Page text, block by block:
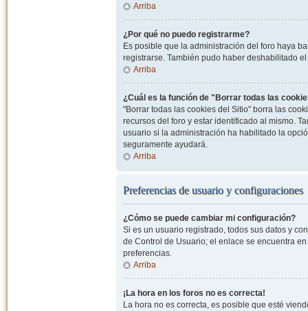
Arriba
¿Por qué no puedo registrarme?
Es posible que la administración del foro haya
registrarse. También pudo haber deshabilitado
Arriba
¿Cuál es la función de "Borrar todas las
"Borrar todas las cookies del Sitio" borra las
recursos del foro y estar identificado al mismo.
usuario si la administración ha habilitado la
seguramente ayudará.
Arriba
Preferencias de usuario y configuraciones
¿Cómo se puede cambiar mi configuración?
Si es un usuario registrado, todos sus datos y
de Control de Usuario; el enlace se encuentra
preferencias.
Arriba
¡La hora en los foros no es correcta!
La hora no es correcta, es posible que esté